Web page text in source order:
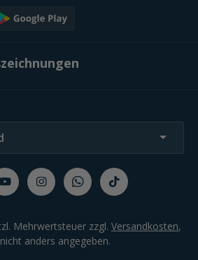
Mehrwertsteuer zzgl. Versandkosten,
anders angegeben.